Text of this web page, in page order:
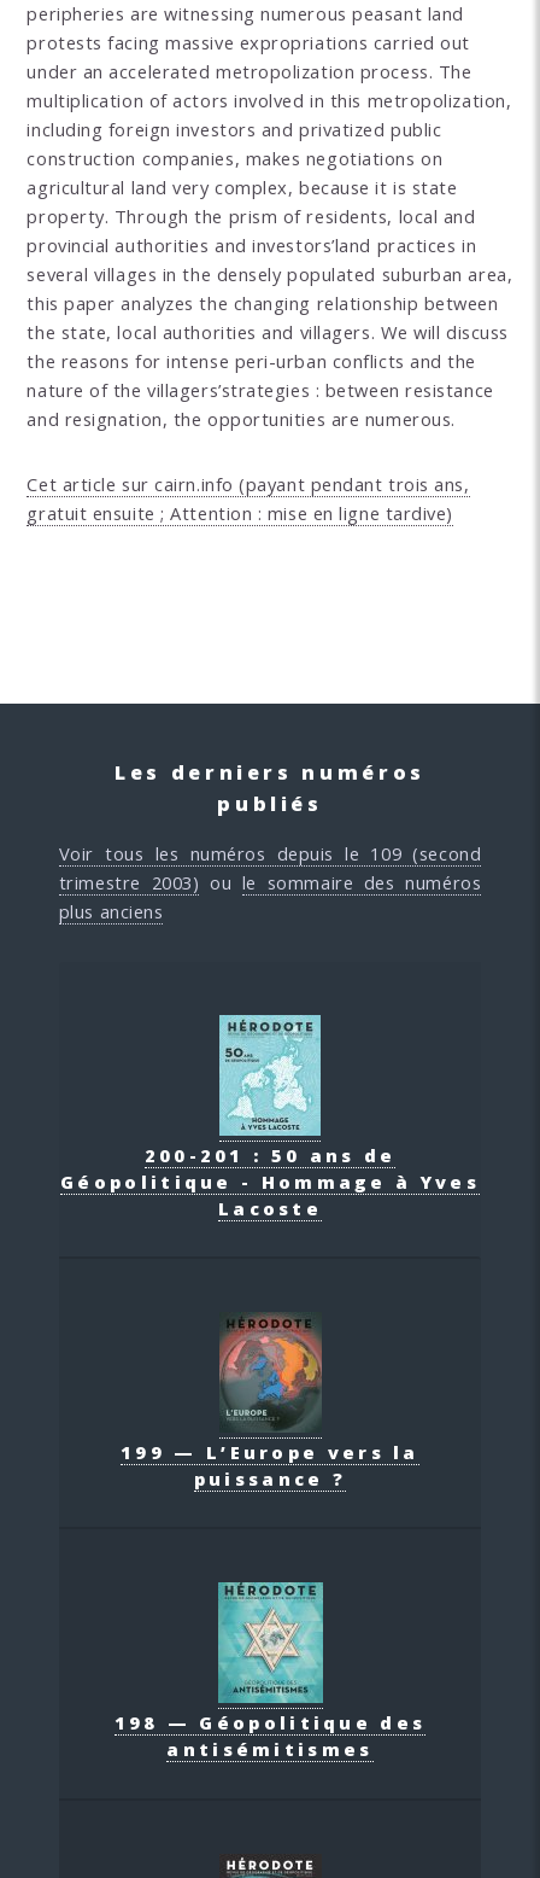
peripheries are witnessing numerous peasant land
protests facing massive expropriations carried out
under an accelerated metropolization process. The
multiplication of actors involved in this metropolization,
including foreign investors and privatized public
construction companies, makes negotiations on
agricultural land very complex, because it is state
property. Through the prism of residents, local and
provincial authorities and investors’land practices in
several villages in the densely populated suburban area,
this paper analyzes the changing relationship between
the state, local authorities and villagers. We will discuss
the reasons for intense peri-urban conflicts and the
nature of the villagers’strategies : between resistance
and resignation, the opportunities are numerous.
Cet article sur cairn.info (payant pendant trois ans,
gratuit ensuite ; Attention : mise en ligne tardive)
Les derniers numéros
publiés
Voir tous les numéros depuis le 109 (second
trimestre 2003) ou le sommaire des numéros
plus anciens
200-201 : 50 ans de
Géopolitique - Hommage à Yves
Lacoste
199 — L’Europe vers la
puissance ?
198 — Géopolitique des
antisémitismes